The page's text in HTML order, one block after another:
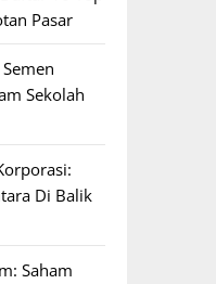
Pasar
Sekolah
Di Balik
Saham